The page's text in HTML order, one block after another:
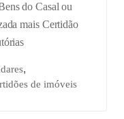
do Casal ou
mais Certidão
,
de imóveis